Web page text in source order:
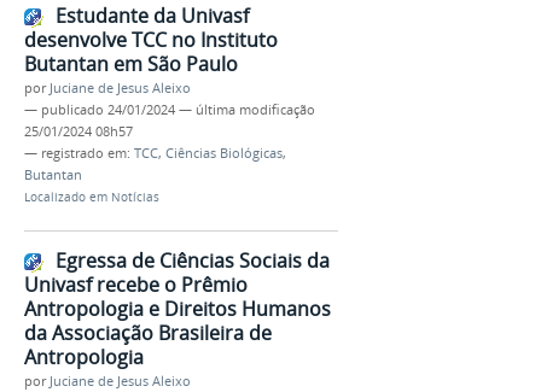
Estudante da Univasf
desenvolve TCC no Instituto
Butantan em São Paulo
por Juciane de Jesus Aleixo
— publicado 24/01/2024 — última modificação
25/01/2024 08h57
— registrado em: TCC, Ciências Biológicas,
Butantan
Localizado em Notícias
Egressa de Ciências Sociais da
Univasf recebe o Prêmio
Antropologia e Direitos Humanos
da Associação Brasileira de
Antropologia
por Juciane de Jesus Aleixo